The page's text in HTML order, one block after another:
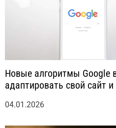
Новые алгоритмы Google
адаптировать свой сайт
04.01.2026